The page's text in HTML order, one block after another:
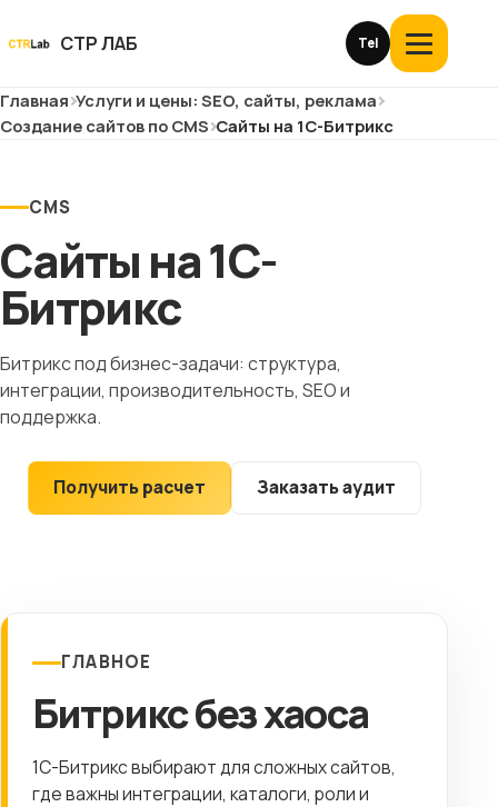
СТР ЛАБ Tel
Открыть
меню
Услуги и цены
Отзывы
Глоссарий
История
ГОРОД
город
8 (499) 11-33-654
Главная Услуги и цены: SEO, сайты, реклама
Создание сайтов по CMS Сайты на 1C-Битрикс
CMS
Сайты на 1C-
Битрикс
Битрикс под бизнес-задачи: структура,
интеграции, производительность, SEO и
поддержка.
Получить расчет Заказать аудит
ГЛАВНОЕ
Битрикс без хаоса
1C-Битрикс выбирают для сложных сайтов,
где важны интеграции, каталоги, роли и